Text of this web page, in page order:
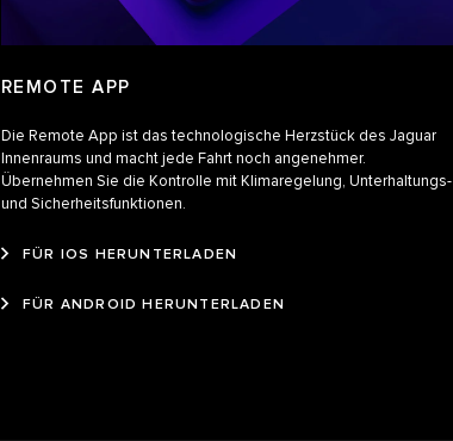
REMOTE APP
Die Remote App ist das technologische Herzstück des Jaguar
Innenraums und macht jede Fahrt noch angenehmer.
Übernehmen Sie die Kontrolle mit Klimaregelung, Unterhaltungs-
und Sicherheitsfunktionen.
FÜR IOS HERUNTERLADEN
FÜR ANDROID HERUNTERLADEN